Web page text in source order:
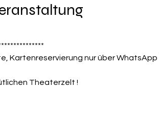
Kartenreservierung nur über WhatsApp
Theaterzelt !